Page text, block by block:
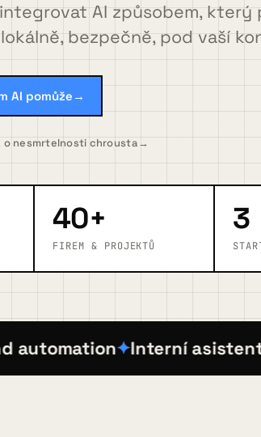
→
AI způsobem, který
bezpečně, pod vaší
AI pomůže →
o nesmrtelnosti chrousta→
40+
FIREM & PROJEKTŮ
3
Interní asistenti